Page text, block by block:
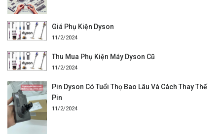
Giá Phụ Kiện Dyson
11/2/2024
Thu Mua Phụ Kiện Máy Dyson Cũ
11/2/2024
Pin Dyson Có Tuổi Thọ Bao Lâu Và Cách Thay Thế
Pin
11/2/2024